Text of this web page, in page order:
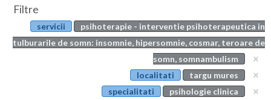
Botosani
Braila
Articole
Evenimente
Filtre
servicii
psihoterapie - interventie psihoterapeutica in
tulburarile de somn: insomnie, hipersomnie, cosmar, teroare de
somn, somnambulism
localitati
targu mures
specialitati
psihologie clinica